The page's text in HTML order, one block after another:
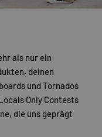
als nur ein
deinen
und Tornados
Only Contests
die uns geprägt